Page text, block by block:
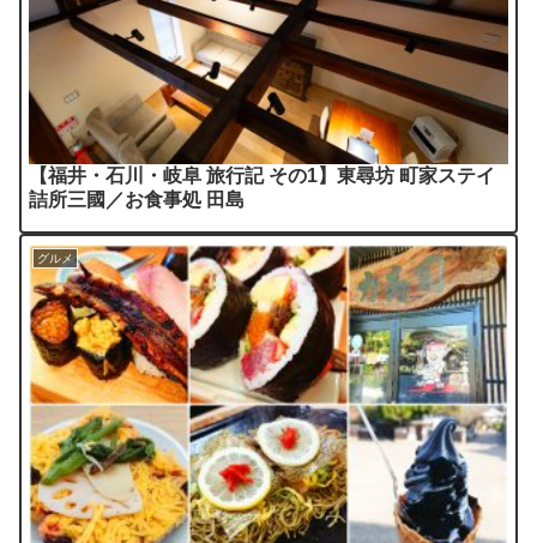
【福井・石川・岐阜 旅行記 その1】東尋坊 町家ステイ
詰所三國／お食事処 田島
グルメ